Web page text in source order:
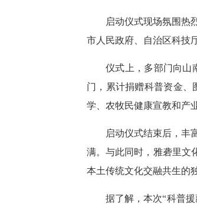
启动仪式现场氛围热
市人民政府、自治区科技
仪式上，多部门向山
门，累计捐赠科普资金、
学、农牧民健康宣教和产
启动仪式结束后，丰
满。与此同时，雅砻里文
本土传统文化交融共生的
据了解，本次“科普